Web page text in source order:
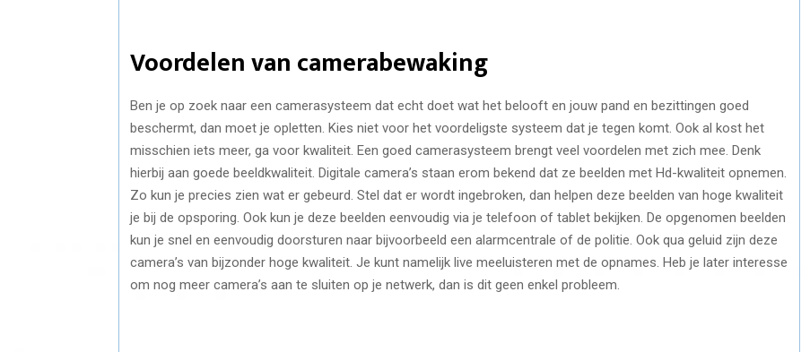
Voordelen van camerabewaking
Ben je op zoek naar een camerasysteem dat echt doet wat het belooft en jouw pand en bezittingen goed
beschermt, dan moet je opletten. Kies niet voor het voordeligste systeem dat je tegen komt. Ook al kost het
misschien iets meer, ga voor kwaliteit. Een goed camerasysteem brengt veel voordelen met zich mee. Denk
hierbij aan goede beeldkwaliteit. Digitale camera’s staan erom bekend dat ze beelden met Hd-kwaliteit opnemen.
Zo kun je precies zien wat er gebeurd. Stel dat er wordt ingebroken, dan helpen deze beelden van hoge kwaliteit
je bij de opsporing. Ook kun je deze beelden eenvoudig via je telefoon of tablet bekijken. De opgenomen beelden
kun je snel en eenvoudig doorsturen naar bijvoorbeeld een alarmcentrale of de politie. Ook qua geluid zijn deze
camera’s van bijzonder hoge kwaliteit. Je kunt namelijk live meeluisteren met de opnames. Heb je later interesse
om nog meer camera’s aan te sluiten op je netwerk, dan is dit geen enkel probleem.